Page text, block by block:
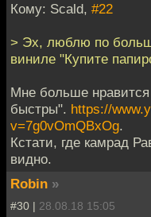
Кому: Scald, #22
> Эх, люблю по
виниле "Купите
Мне больше
быстры". https://
v=7g0vOmQBxOg.
Кстати, где камрад
видно.
Robin »
#30 | 28.08.18 15:05